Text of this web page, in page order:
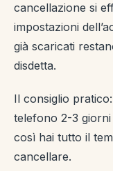
cancellazione si
impostazioni
già scaricati
disdetta.
Il consiglio
telefono 2-3
così hai tutto il
cancellare.